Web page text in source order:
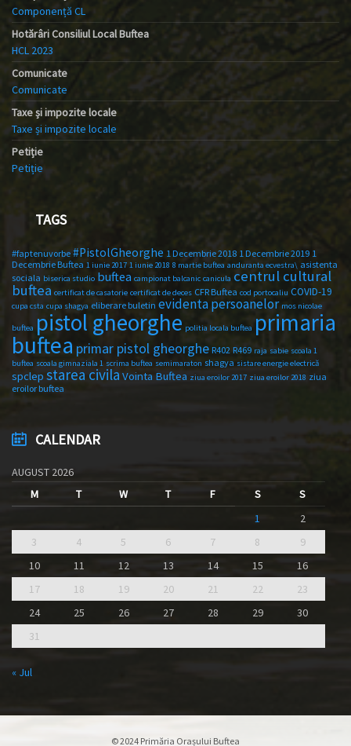
Componență CL
Hotărâri Consiliul Local Buftea
HCL 2023
Comunicate
Comunicate
Taxe și impozite locale
Taxe și impozite locale
Petiție
Petiție
TAGS
#faptenuvorbe #PistolGheorghe 1 Decembrie 2018 1 Decembrie 2019 1
Decembrie Buftea 1 iunie 2017 1 iunie 2018 8 martie buftea anduranta ecvestra\ asistenta
sociala biserica studio buftea campionat balcanic canicula centrul cultural
buftea certificat de casatorie certificat de deces CFR Buftea cod portocaliu COVID-19
cupa csta cupa shagya eliberare buletin evidenta persoanelor mos nicolae
buftea pistol gheorghe politia locala buftea primaria
buftea primar pistol gheorghe R402 R469 raja sabie scoala 1
buftea scoala gimnaziala 1 scrima buftea semimaraton shagya sistare energie electrică
spclep starea civila Vointa Buftea ziua eroilor 2017 ziua eroilor 2018 ziua
eroilor buftea
CALENDAR
AUGUST 2026
M
T W T F S
S
1
2
3
4 5 6 7 8
9
10
11 12 13 14 15
16
17
18 19 20 21 22
23
24
25 26 27 28 29
30
31
« Jul
© 2024 Primăria Orașului Buftea